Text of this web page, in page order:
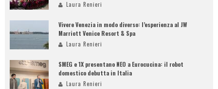
Laura Renieri
Vivere Venezia in modo diverso: l’esperienza al JW
Marriott Venice Resort & Spa
Laura Renieri
SMEG e 1X presentano NEO a Eurocucina: il robot
domestico debutta in Italia
Laura Renieri